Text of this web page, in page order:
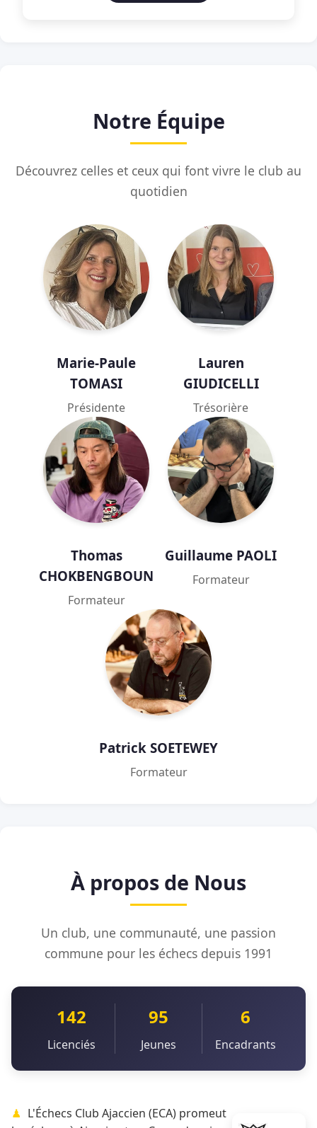
Notre Équipe
Découvrez celles et ceux qui font vivre le club au
quotidien
Marie-Paule
TOMASI
Présidente
Lauren
GIUDICELLI
Trésorière
Thomas
CHOKBENGBOUN
Formateur
Guillaume PAOLI
Formateur
Patrick SOETEWEY
Formateur
À propos de Nous
Un club, une communauté, une passion
commune pour les échecs depuis 1991
142
Licenciés
95
Jeunes
6
Encadrants
L'Échecs Club Ajaccien (ECA) promeut